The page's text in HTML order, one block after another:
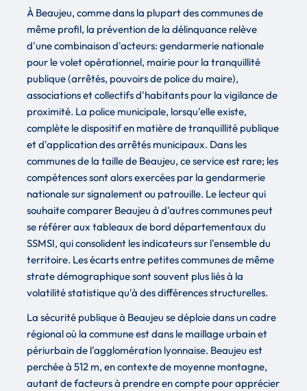
À Beaujeu, comme dans la plupart des communes de
même profil, la prévention de la délinquance relève
d'une combinaison d'acteurs: gendarmerie nationale
pour le volet opérationnel, mairie pour la tranquillité
publique (arrêtés, pouvoirs de police du maire),
associations et collectifs d'habitants pour la vigilance de
proximité. La police municipale, lorsqu'elle existe,
complète le dispositif en matière de tranquillité publique
et d'application des arrêtés municipaux. Dans les
communes de la taille de Beaujeu, ce service est rare; les
compétences sont alors exercées par la gendarmerie
nationale sur signalement ou patrouille. Le lecteur qui
souhaite comparer Beaujeu à d'autres communes peut
se référer aux tableaux de bord départementaux du
SSMSI, qui consolident les indicateurs sur l'ensemble du
territoire. Les écarts entre petites communes de même
strate démographique sont souvent plus liés à la
volatilité statistique qu'à des différences structurelles.
La sécurité publique à Beaujeu se déploie dans un cadre
régional où la commune est dans le maillage urbain et
périurbain de l'agglomération lyonnaise. Beaujeu est
perchée à 512 m, en contexte de moyenne montagne,
autant de facteurs à prendre en compte pour apprécier